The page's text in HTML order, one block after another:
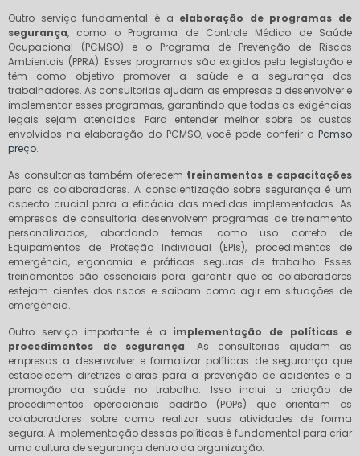
Outro serviço fundamental é a elaboração de programas de
segurança, como o Programa de Controle Médico de Saúde
Ocupacional (PCMSO) e o Programa de Prevenção de Riscos
Ambientais (PPRA). Esses programas são exigidos pela legislação e
têm como objetivo promover a saúde e a segurança dos
trabalhadores. As consultorias ajudam as empresas a desenvolver e
implementar esses programas, garantindo que todas as exigências
legais sejam atendidas. Para entender melhor sobre os custos
envolvidos na elaboração do PCMSO, você pode conferir o Pcmso
preço.
As consultorias também oferecem treinamentos e capacitações
para os colaboradores. A conscientização sobre segurança é um
aspecto crucial para a eficácia das medidas implementadas. As
empresas de consultoria desenvolvem programas de treinamento
personalizados, abordando temas como uso correto de
Equipamentos de Proteção Individual (EPIs), procedimentos de
emergência, ergonomia e práticas seguras de trabalho. Esses
treinamentos são essenciais para garantir que os colaboradores
estejam cientes dos riscos e saibam como agir em situações de
emergência.
Outro serviço importante é a implementação de políticas e
procedimentos de segurança. As consultorias ajudam as
empresas a desenvolver e formalizar políticas de segurança que
estabelecem diretrizes claras para a prevenção de acidentes e a
promoção da saúde no trabalho. Isso inclui a criação de
procedimentos operacionais padrão (POPs) que orientam os
colaboradores sobre como realizar suas atividades de forma
segura. A implementação dessas políticas é fundamental para criar
uma cultura de segurança dentro da organização.